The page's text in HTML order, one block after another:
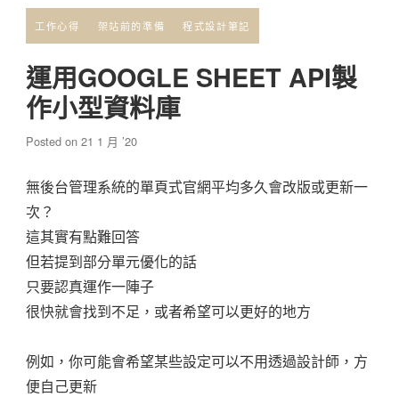
工作心得 架站前的準備 程式設計筆記
運用GOOGLE SHEET API製
作小型資料庫
Posted on21 1 月 ’20
無後台管理系統的單頁式官網平均多久會改版或更新一
次？
這其實有點難回答
但若提到部分單元優化的話
只要認真運作一陣子
很快就會找到不足，或者希望可以更好的地方
例如，你可能會希望某些設定可以不用透過設計師，方
便自己更新